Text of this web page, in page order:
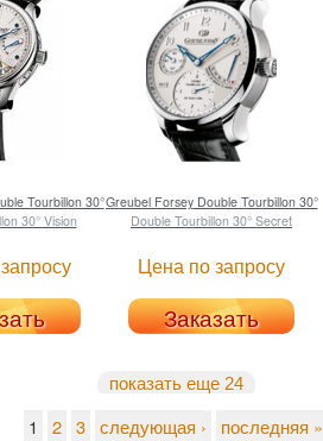
Tourbillon 30°
30° Vision
Greubel ForseyDouble Tourbillon 30°
Double Tourbillon 30° Secret
Цена по запросу
Заказать
показать еще 24
1 2 3 следующая › последняя »